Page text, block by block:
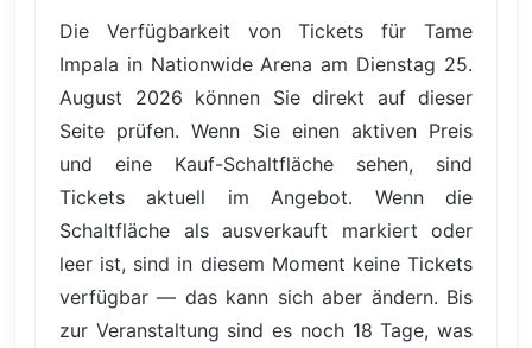
Die Verfügbarkeit von Tickets für Tame
Impala in Nationwide Arena am Dienstag 25.
August 2026 können Sie direkt auf dieser
Seite prüfen. Wenn Sie einen aktiven Preis
und eine Kauf-Schaltfläche sehen, sind
Tickets aktuell im Angebot. Wenn die
Schaltfläche als ausverkauft markiert oder
leer ist, sind in diesem Moment keine Tickets
verfügbar — das kann sich aber ändern. Bis
zur Veranstaltung sind es noch 18 Tage, was